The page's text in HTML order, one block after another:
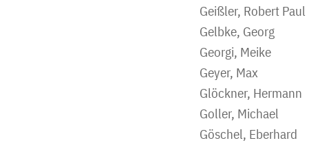
Geißler, Robert Paul
Gelbke, Georg
Georgi, Meike
Geyer, Max
Glöckner, Hermann
Goller, Michael
Göschel, Eberhard